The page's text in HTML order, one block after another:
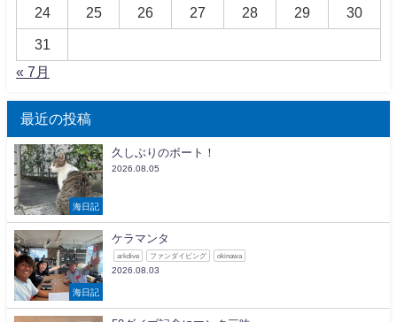
24 25 26 27 28 29 30
31
« 7月
最近の投稿
海日記
久しぶりのボート！
2026.08.05
海日記
ケラマンタ
arkdive ファンダイビング okinawa
2026.08.03